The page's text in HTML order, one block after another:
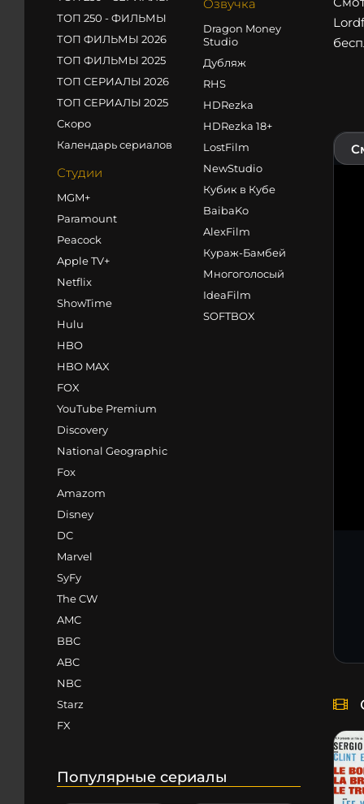
ТОП 250 - ФИЛЬМЫ
ТОП ФИЛЬМЫ 2026
ТОП ФИЛЬМЫ 2025
ТОП СЕРИАЛЫ 2026
ТОП СЕРИАЛЫ 2025
Скоро
Календарь сериалов
Студии
MGM+
Paramount
Peacock
Apple TV+
Netflix
ShowTime
Hulu
HBO
HBO MAX
FOX
YouTube Premium
Discovery
National Geographic
Fox
Amazom
Disney
DC
Marvel
SyFy
The CW
AMC
BBC
ABC
NBC
Starz
FX
Озвучка
Dragon Money
Studio
Дубляж
RHS
HDRezka
HDRezka 18+
LostFilm
NewStudio
Кубик в Кубе
BaibaKo
AlexFilm
Кураж-Бамбей
Многоголосый
IdeaFilm
SOFTBOX
Популярные сериалы